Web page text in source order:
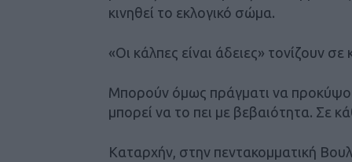
κινηθεί το εκλογικό σώμα.
«Οι κάλπες είναι άδειες» τονίζουν
Μπορούν όμως πράγματι να
μπορεί να το πει με βεβαιότητα. Σε
Καταρχήν, στην πεντακομματική